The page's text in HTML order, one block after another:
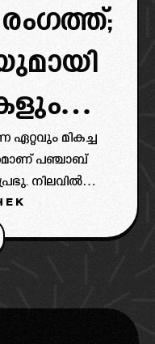
രംഗത്ത്;
ഏറ്റവും മികച്ച
പഞ്ചാബ്
നിലവിൽ
ട്രാൻസ്ഫർ
രംഗത്ത്
ചീഫായ